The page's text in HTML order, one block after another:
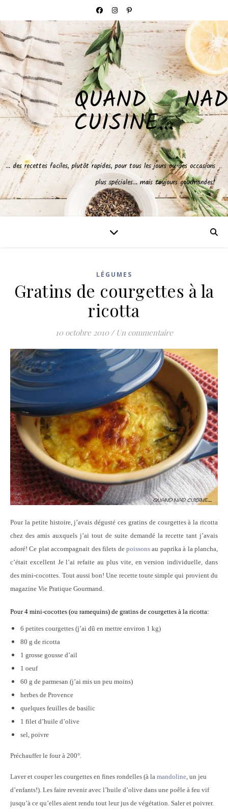
QUAND NAD
CUISINE…
… des recettes faciles, plutôt rapides, pour tous les jours ou des occasions
plus spéciales… mais toujours gourmandes!
LÉGUMES
Gratins de courgettes à la
ricotta
10 octobre 2010 / Un commentaire
Pour la petite histoire, j’avais dégusté ces gratins de courgettes à la ricotta
chez des amis auxquels j’ai tout de suite demandé la recette tant j’avais
adoré! Ce plat accompagnait des filets de poissonsau paprika à la plancha,
c’était excellent Je l’ai refaite au plus vite, en version individuelle, dans
des mini-cocottes. Tout aussi bon! Une recette toute simple qui provient du
magazine Vie Pratique Gourmand.
Pour 4 mini-cocottes (ou ramequins) de gratins de courgettes à la ricotta:
6 petites courgettes (j’ai dû en mettre environ 1 kg)
80 g de ricotta
1 grosse gousse d’ail
1 oeuf
60 g de parmesan (j’ai mis un peu moins)
herbes de Provence
quelques feuilles de basilic
1 filet d’huile d’olive
sel, poivre
Préchauffer le four à 200°.
Laver et couper les courgettes en fines rondelles (à la mandoline, un jeu
d’enfants!). Les faire revenir avec l’huile d’olive dans une poêle à feu vif
jusqu’à ce qu’elles aient rendu tout leur jus de végétation. Saler et poivrer.